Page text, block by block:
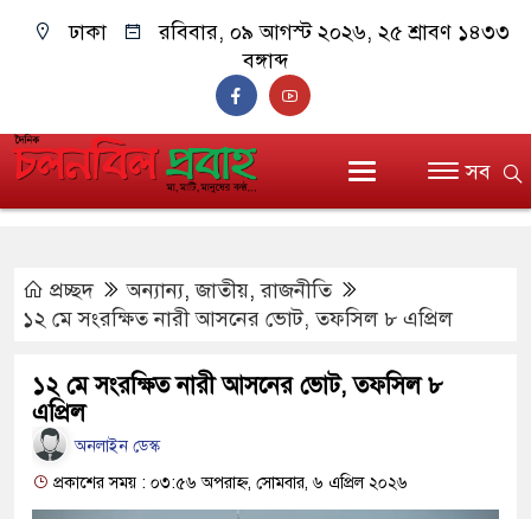
ঢাকা
রবিবার, ০৯ আগস্ট ২০২৬, ২৫ শ্রাবণ ১৪৩৩
বঙ্গাব্দ
সব
প্রচ্ছদ অন্যান্য,জাতীয়,রাজনীতি
১২ মে সংরক্ষিত নারী আসনের ভোট, তফসিল ৮ এপ্রিল
১২ মে সংরক্ষিত নারী আসনের ভোট, তফসিল ৮
এপ্রিল
অনলাইন ডেস্ক
প্রকাশের সময় : ০৩:৫৬ অপরাহ্ন, সোমবার, ৬ এপ্রিল ২০২৬